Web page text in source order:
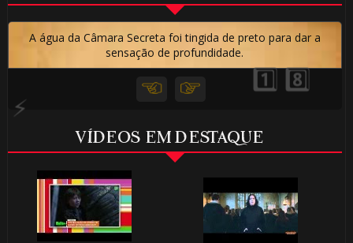
A água da Câmara Secreta foi tingida de preto para dar a
sensação de profundidade.
VÍDEOS EM DESTAQUE
⚡
🎈